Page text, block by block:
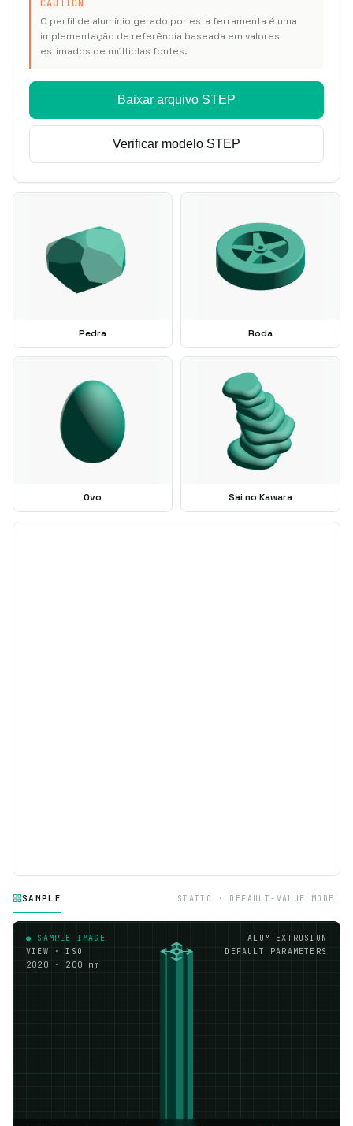
SAMPLE STATIC · DEFAULT-VALUE MODEL
● SAMPLE IMAGE
VIEW · ISO
2020 · 200 mm
ALUM EXTRUSION
DEFAULT PARAMETERS
CAUTION
O perfil de alumínio gerado por esta ferramenta é uma
implementação de referência baseada em valores
estimados de múltiplas fontes.
Baixar arquivo STEP
Verificar modelo STEP
Pedra Roda
Ovo Sai no Kawara